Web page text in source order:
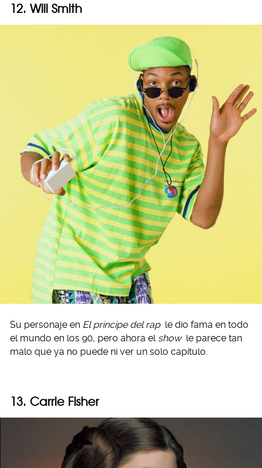
12. Will Smith
Su personaje en El príncipe del rap le dio fama en todo
el mundo en los 90, pero ahora el show le parece tan
malo que ya no puede ni ver un solo capítulo.
13. Carrie Fisher